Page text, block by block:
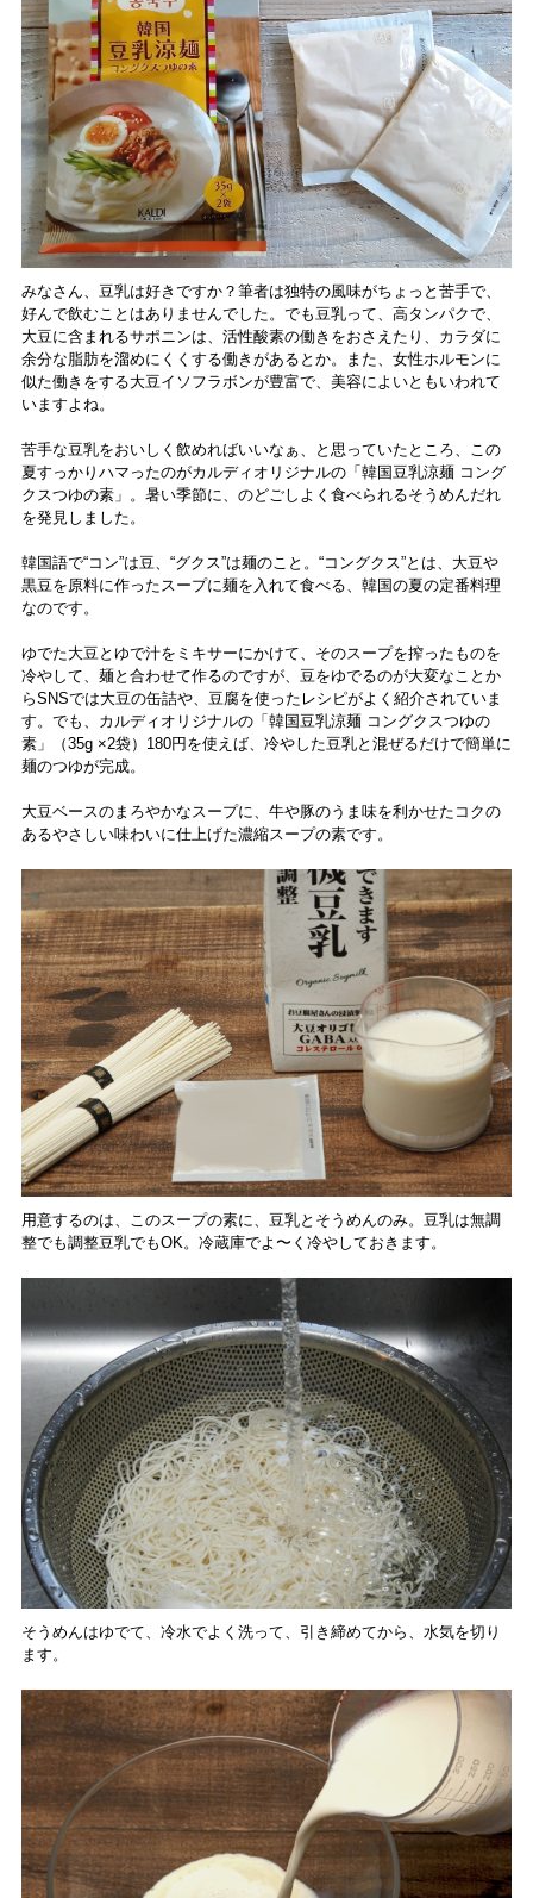
みなさん、豆乳は好きですか？筆者は独特の風味がちょっと苦手で、
好んで飲むことはありませんでした。でも豆乳って、高タンパクで、
大豆に含まれるサポニンは、活性酸素の働きをおさえたり、カラダに
余分な脂肪を溜めにくくする働きがあるとか。また、女性ホルモンに
似た働きをする大豆イソフラボンが豊富で、美容によいともいわれて
いますよね。
苦手な豆乳をおいしく飲めればいいなぁ、と思っていたところ、この
夏すっかりハマったのがカルディオリジナルの「韓国豆乳涼麺 コング
クスつゆの素」。暑い季節に、のどごしよく食べられるそうめんだれ
を発見しました。
韓国語で“コン”は豆、“グクス”は麺のこと。“コングクス”とは、大豆や
黒豆を原料に作ったスープに麺を入れて食べる、韓国の夏の定番料理
なのです。
ゆでた大豆とゆで汁をミキサーにかけて、そのスープを搾ったものを
冷やして、麺と合わせて作るのですが、豆をゆでるのが大変なことか
らSNSでは大豆の缶詰や、豆腐を使ったレシピがよく紹介されていま
す。でも、カルディオリジナルの「韓国豆乳涼麺 コングクスつゆの
素」（35g ×2袋）180円を使えば、冷やした豆乳と混ぜるだけで簡単に
麺のつゆが完成。
大豆ベースのまろやかなスープに、牛や豚のうま味を利かせたコクの
あるやさしい味わいに仕上げた濃縮スープの素です。
用意するのは、このスープの素に、豆乳とそうめんのみ。豆乳は無調
整でも調整豆乳でもOK。冷蔵庫でよ〜く冷やしておきます。
そうめんはゆでて、冷水でよく洗って、引き締めてから、水気を切り
ます。